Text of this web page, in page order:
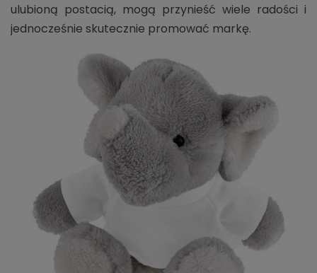
ulubioną postacią, mogą przynieść wiele radości i
jednocześnie skutecznie promować markę.